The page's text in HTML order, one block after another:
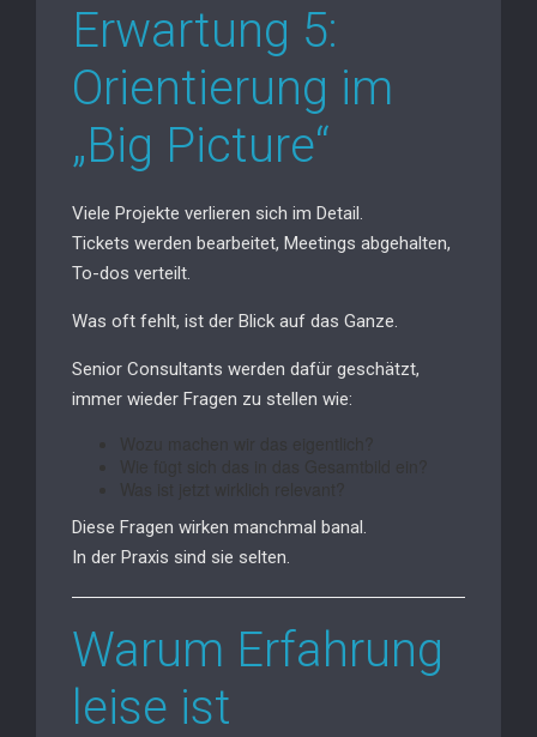
Erwartung 5:
Orientierung im
„Big Picture“
Viele Projekte verlieren sich im Detail.
Tickets werden bearbeitet, Meetings abgehalten,
To-dos verteilt.
Was oft fehlt, ist der Blick auf das Ganze.
Senior Consultants werden dafür geschätzt,
immer wieder Fragen zu stellen wie:
Diese Fragen wirken manchmal banal.
In der Praxis sind sie selten.
Warum Erfahrung
leise ist